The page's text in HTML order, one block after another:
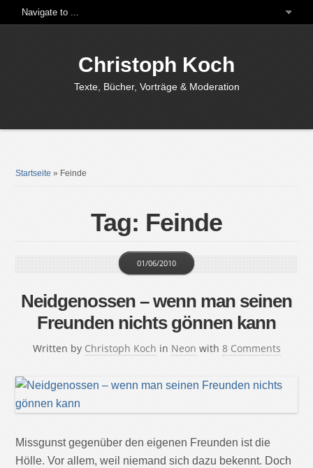
Christoph Koch
Texte, Bücher, Vorträge & Moderation
Startseite » Feinde
Tag: Feinde
Neidgenossen – wenn man seinen
Freunden nichts gönnen kann
Written by Christoph Koch
01/06/2010
in Neon with 8 Comments
Missgunst gegenüber den eigenen Freunden ist die
Hölle. Vor allem, weil niemand sich dazu bekennt. Doch